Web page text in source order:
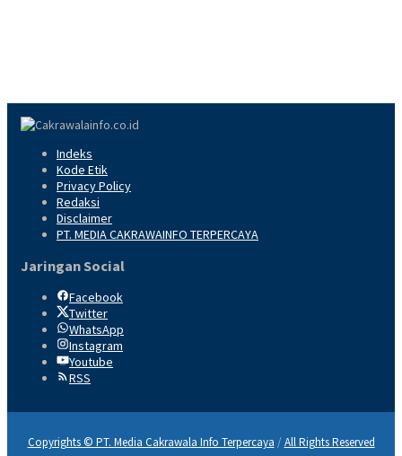
Indeks
Kode Etik
Privacy Policy
Redaksi
Disclaimer
PT. MEDIA CAKRAWAINFO TERPERCAYA
Jaringan Social
Facebook
Twitter
WhatsApp
Instagram
Youtube
RSS
Copyrights © PT. Media Cakrawala Info Terpercaya /All Rights Reserved